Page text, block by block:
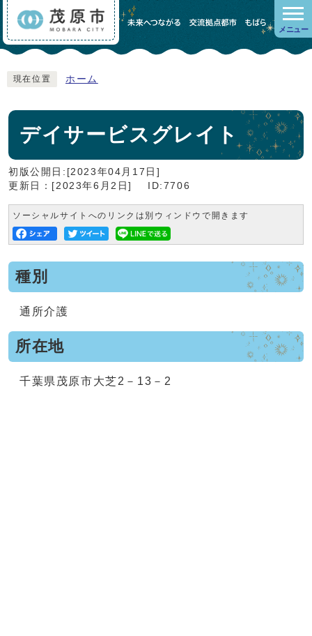
メニュー
現在位置 ホーム
デイサービスグレイト
初版公開日:[2023年04月17日]
更新日：[2023年6月2日]
ID:7706
ソーシャルサイトへのリンクは別ウィンドウで開きます
種別
通所介護
所在地
千葉県茂原市大芝2－13－2